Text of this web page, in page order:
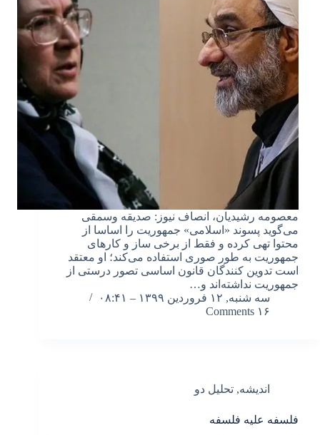
معصومه رشیدیان، انصاف نیوز: صدیقه وسمقی
می‌گوید پسوند «اسلامی» جمهوریت را اساسا از
محتوا تهی کرده و فقط از برخی ساز و کارهای
جمهوریت به طور صوری استفاده می‌کند؛ او معتقد
است تدوین کنندگان قانون اساسی تصور درستی از
جمهوریت نداشته‌اند و…
سه شنبه, ۱۲ فروردین ۱۳۹۹ – ۰۸:۴۱
۱۶ Comments
اندیشه, تحلیل دو
فلسفه علیه فلسفه